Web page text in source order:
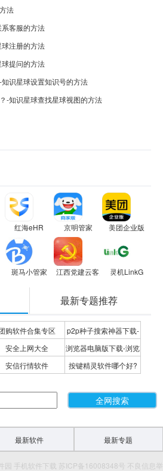
法
客服的方法
注册的方法
提问的方法
识星球设置知识号的方法
-知识星球查找星球视图的方法
红海eHR 京明管家 美团企业版
斑马小管家 江西党建云客户端灵机LinkG
最新专题推荐
购软件合集专区
p2p种子搜索神器下载-
P2P种子搜索神器专题
安全上网大全
浏览器电脑版下载-浏览
器下载合集
安信行情软件
按键精灵软件哪个好?
最新软件 最新专题
手机软件下载 苏ICP备16008348号 不良信息举